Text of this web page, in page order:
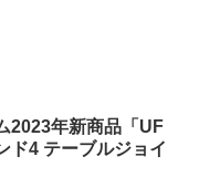
2023年新商品「UF
ド4 テーブルジョイ